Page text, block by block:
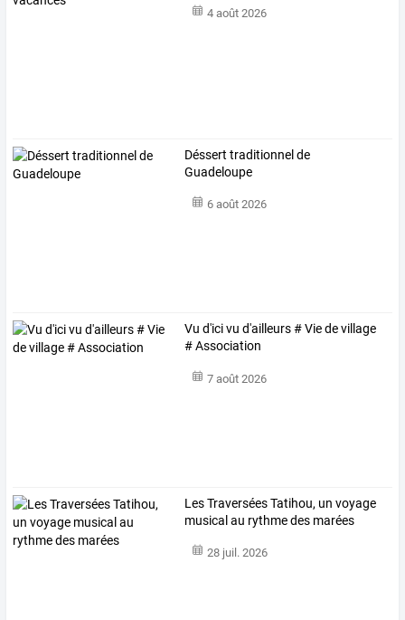
4 août 2026
Déssert traditionnel de
Guadeloupe
6 août 2026
Vu d'ici vu d'ailleurs # Vie de village
# Association
7 août 2026
Les Traversées Tatihou, un voyage
musical au rythme des marées
28 juil. 2026